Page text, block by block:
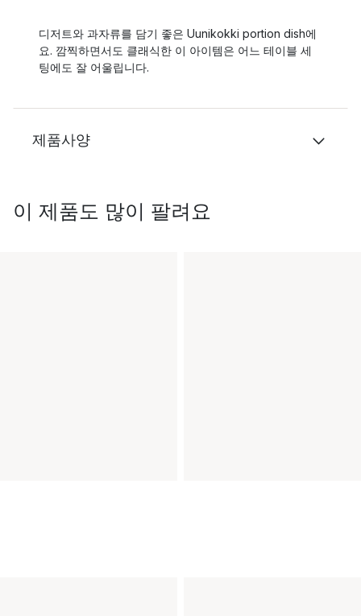
디저트와 과자류를 담기 좋은 Uunikokki portion dish에
요. 깜찍하면서도 클래식한 이 아이템은 어느 테이블 세
팅에도 잘 어울립니다.
제품사양
이 제품도 많이 팔려요